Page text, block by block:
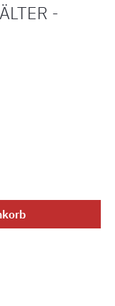
-
Wert ein